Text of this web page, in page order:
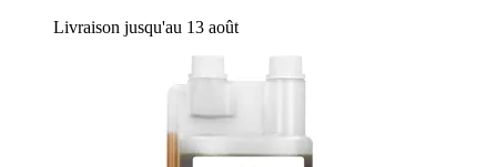
Livraison jusqu'au 13 août